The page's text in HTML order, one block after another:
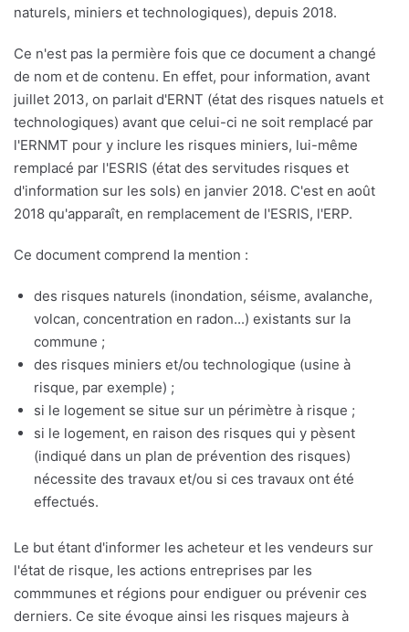
naturels, miniers et technologiques), depuis 2018.
Ce n'est pas la permière fois que ce document a changé
de nom et de contenu. En effet, pour information, avant
juillet 2013, on parlait d'ERNT (état des risques natuels et
technologiques) avant que celui-ci ne soit remplacé par
l'ERNMT pour y inclure les risques miniers, lui-même
remplacé par l'ESRIS (état des servitudes risques et
d'information sur les sols) en janvier 2018. C'est en août
2018 qu'apparaît, en remplacement de l'ESRIS, l'ERP.
Ce document comprend la mention :
des risques naturels (inondation, séisme, avalanche,
volcan, concentration en radon...) existants sur la
commune ;
des risques miniers et/ou technologique (usine à
risque, par exemple) ;
si le logement se situe sur un périmètre à risque ;
si le logement, en raison des risques qui y pèsent
(indiqué dans un plan de prévention des risques)
nécessite des travaux et/ou si ces travaux ont été
effectués.
Le but étant d'informer les acheteur et les vendeurs sur
l'état de risque, les actions entreprises par les
commmunes et régions pour endiguer ou prévenir ces
derniers. Ce site évoque ainsi les risques majeurs à